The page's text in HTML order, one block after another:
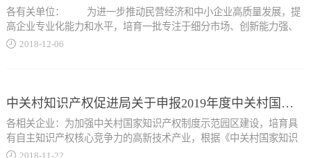
业减税90亿元，惠及全市100余万户纳税人。 有关部门算了一笔
账，假设一家企业年应纳税所得额为300万元，此前不在小型微利企业
元；按照新出台的优惠政策，如果符合小型微利企业条件，其今后仅
企业统计名录库中；2、5年成立时间在5年（含）以内；3、100人从业
人员100人以下；4、1000...
度按一定标准给予补助。支持范围研发费用为企业开展研发活动投入
的经费支出合计(一)企业内部的日常研发经费支出指企业内部研发活动
的直接支出，以及用于研发活动的管理费、服务费以及外协加工费等
各有关单位： 为进一步推动民营经济和中小企业高质量发展，提
高企业专业化能力和水平，培育一批专注于细分市场、创新能力强、
市场占有率高、掌握关键核心技术、质量效益优的专精特新“小巨人”
下： 一、申报条件 （一）基本条件 1.在北京市内工商
《中小企业划型标准规定》（工信部联企业〔2011〕300号）规定，属
于我市创新能...
2018-12-06
中关村知识产权促进局关于申报2019年度中关村国家知识产权制度示范园区专利创业专项资金的通知
各相关企业：为加强中关村国家知识产权制度示范园区建设，培育具
有自主知识产权核心竞争力的高新技术产业，根据《中关村国家知识
产权制度示范园区知识产权专项资金使用管理办法（暂行）》（京财
2018-11-22